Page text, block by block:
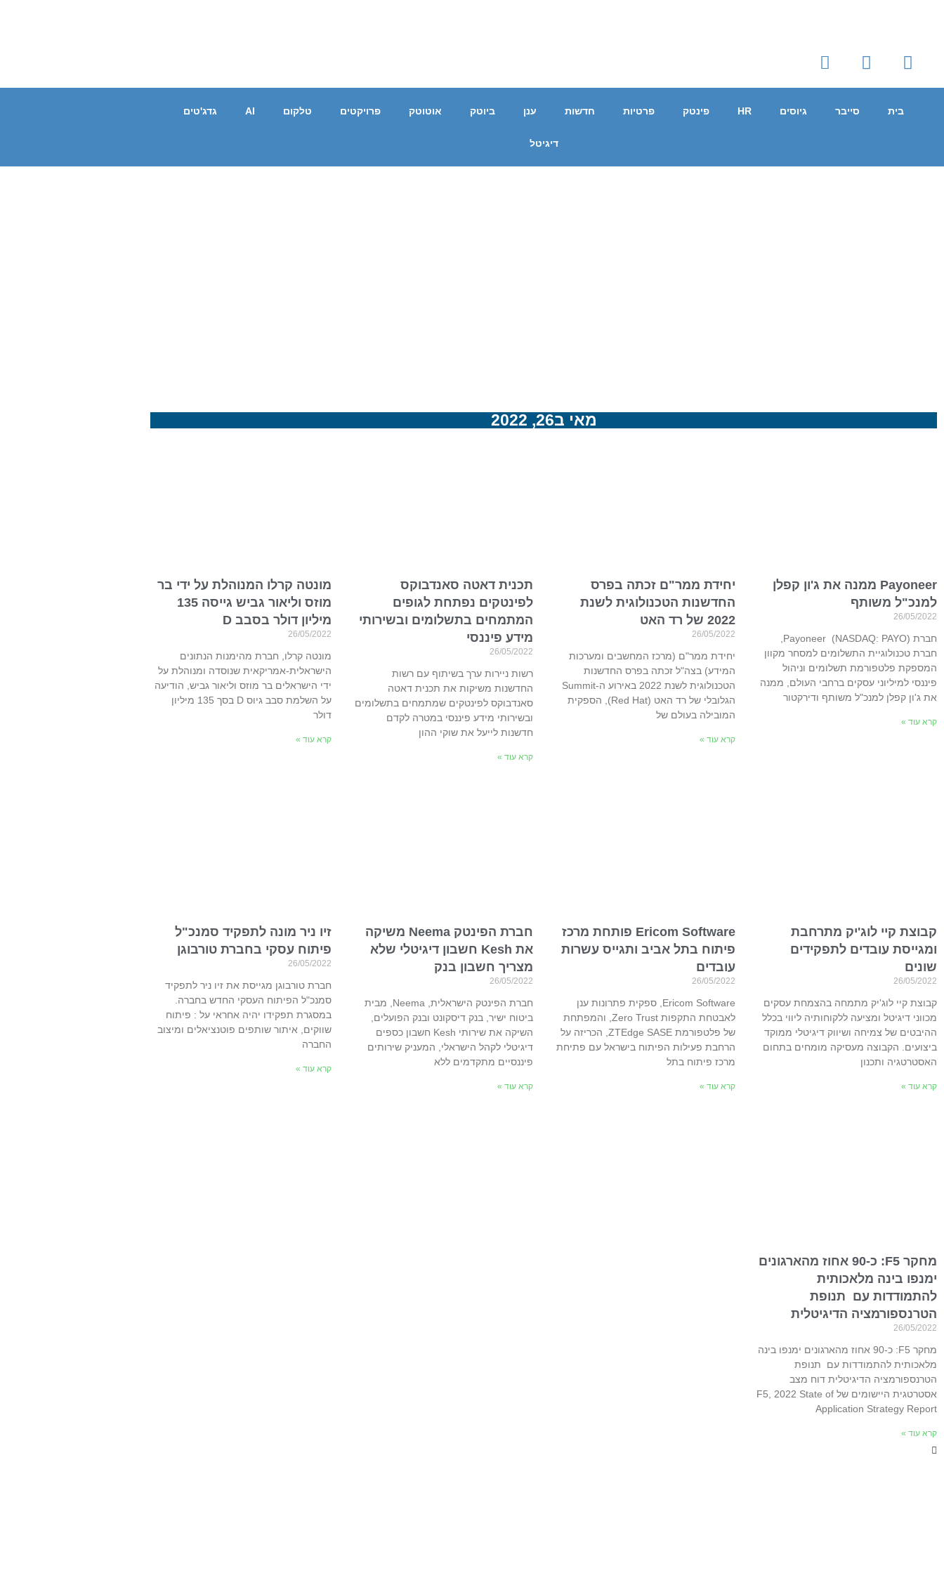
בית סייבר גיוסים HR פינטק פרטיות חדשות ענן ביוטק אוטוטק פרויקטים טלקום AI גדג'טים
דיגיטל
מאי ב26, 2022
Payoneer ממנה את ג'ון קפלן
למנכ"ל משותף
26/05/2022
חברת טכנולוגיית התשלומים למסחר מקוון
המספקת פלטפורמת תשלומים וניהול
פיננסי למיליוני עסקים ברחבי העולם, ממנה
את ג'ון קפלן למנכ"ל משותף ודירקטור
קרא עוד »
יחידת ממר"ם זכתה בפרס
החדשנות הטכנולוגית לשנת
2022 של רד האט
26/05/2022
יחידת ממר"ם (מרכז המחשבים ומערכות
המידע) בצה"ל זכתה בפרס החדשנות
הטכנולוגית לשנת 2022 באירוע ה-Summit
הגלובלי של רד האט (Red Hat), הספקית
המובילה בעולם של
קרא עוד »
תכנית דאטה סאנדבוקס
לפינטקים נפתחת לגופים
המתמחים בתשלומים ובשירותי
מידע פיננסי
26/05/2022
רשות ניירות ערך בשיתוף עם רשות
החדשנות משיקות את תכנית דאטה
סאנדבוקס לפינטקים שמתמחים בתשלומים
ובשירותי מידע פיננסי במטרה לקדם
חדשנות לייעל את שוקי ההון
קרא עוד »
מונטה קרלו המנוהלת על ידי בר
מוזס וליאור גביש גייסה 135
מיליון דולר בסבב D
26/05/2022
מונטה קרלו, חברת מהימנות הנתונים
הישראלית-אמריקאית שנוסדה ומנוהלת על
ידי הישראלים בר מוזס וליאור גביש, הודיעה
על השלמת סבב גיוס D בסך 135 מיליון
דולר
קרא עוד »
קבוצת קיי לוג'יק מתרחבת
ומגייסת עובדים לתפקידים
שונים
26/05/2022
קבוצת קיי לוג'יק מתמחה בהצמחת עסקים
מכווני דיגיטל ומציעה ללקוחותיה ליווי בכלל
ההיבטים של צמיחה ושיווק דיגיטלי ממוקד
ביצועים. הקבוצה מעסיקה מומחים בתחום
האסטרטגיה ותכנון
קרא עוד »
Ericom Software פותחת מרכז
פיתוח בתל אביב ותגייס עשרות
עובדים
26/05/2022
Ericom Software, ספקית פתרונות ענן
לאבטחת התקפות Zero Trust, והמפתחת
של פלטפורמת ZTEdge SASE, הכריזה על
הרחבת פעילות הפיתוח בישראל עם פתיחת
מרכז פיתוח בתל
קרא עוד »
חברת הפינטק Neema משיקה
את Kesh חשבון דיגיטלי שלא
מצריך חשבון בנק
26/05/2022
חברת הפינטק הישראלית, Neema, מבית
ביטוח ישיר, בנק דיסקונט ובנק הפועלים,
השיקה את שירותי Kesh חשבון כספים
דיגיטלי לקהל הישראלי, המעניק שירותים
פיננסיים מתקדמים ללא
קרא עוד »
זיו ניר מונה לתפקיד סמנכ"ל
פיתוח עסקי בחברת טורבוגן
26/05/2022
חברת טורבוגן מגייסת את זיו ניר לתפקיד
סמנכ"ל הפיתוח העסקי החדש בחברה.
במסגרת תפקידו יהיה אחראי על : פיתוח
שווקים, איתור שותפים פוטנציאלים ומיצוב
החברה
קרא עוד »
מחקר F5: כ-90 אחוז מהארגונים
ימנפו בינה מלאכותית
להתמודדות עם תנופת
הטרנספורמציה הדיגיטלית
26/05/2022
מחקר F5: כ-90 אחוז מהארגונים ימנפו בינה
מלאכותית להתמודדות עם תנופת
הטרנספורמציה הדיגיטלית דוח מצב
אסטרטגית היישומים של F5, 2022 State of
Application Strategy Report
קרא עוד »